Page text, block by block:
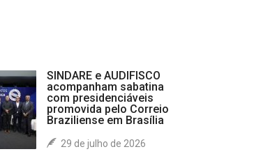
SINDARE e AUDIFISCO
acompanham sabatina
com presidenciáveis
promovida pelo Correio
Braziliense em Brasília
29 de julho de 2026